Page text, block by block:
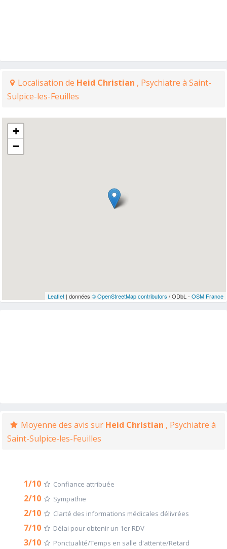
Localisation de Heid Christian , Psychiatre à Saint-
Sulpice-les-Feuilles
+
−
Leaflet| données © OpenStreetMap contributors / ODbL - OSM France
Moyenne des avis sur Heid Christian , Psychiatre à
Saint-Sulpice-les-Feuilles
1/10 Confiance attribuée
2/10 Sympathie
2/10 Clarté des informations médicales délivrées
7/10 Délai pour obtenir un 1er RDV
3/10 Ponctualité/Temps en salle d'attente/Retard